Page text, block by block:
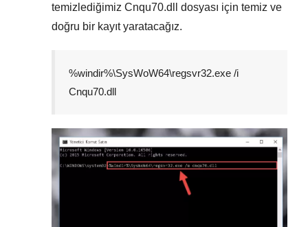
temizlediğimiz Cnqu70.dll
dosyası için temiz ve
doğru bir kayıt yaratacağız.
%windir%\SysWoW64\regsvr32.exe /i
Cnqu70.dll